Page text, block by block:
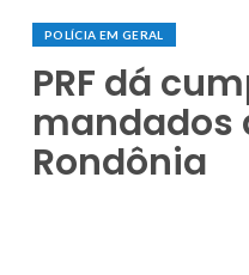
POLÍCIA EM GERAL
PRF dá
mandados
Rondônia